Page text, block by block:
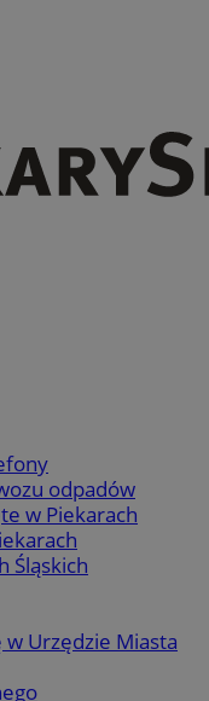
odpadów
w Piekarach
Śląskich
w Urzędzie Miasta